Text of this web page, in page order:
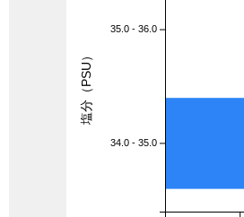
35.0 - 36.0
34.0 - 35.0
塩分（PSU）